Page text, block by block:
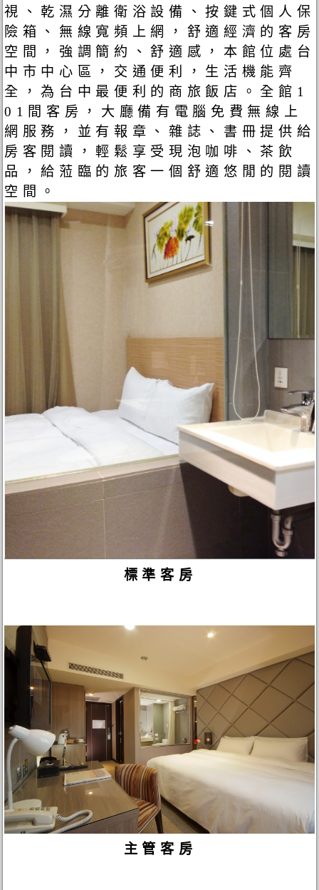
視、乾濕分離衛浴設備、按鍵式個人保
險箱、無線寬頻上網，舒適經濟的客房
空間，強調簡約、舒適感，本館位處台
中市中心區，交通便利，生活機能齊
全，為台中最便利的商旅飯店。全館1
01間客房，大廳備有電腦免費無線上
網服務，並有報章、雜誌、書冊提供給
房客閱讀，輕鬆享受現泡咖啡、茶飲
品，給蒞臨的旅客一個舒適悠閒的閱讀
空間。
標準客房
主管客房